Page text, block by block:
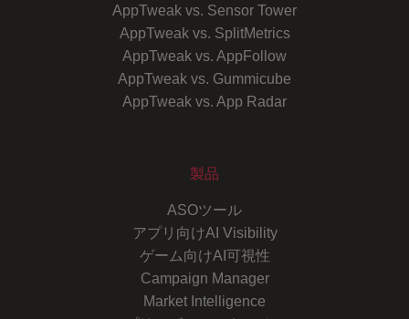
AppTweak vs. Sensor Tower
AppTweak vs. SplitMetrics
AppTweak vs. AppFollow
AppTweak vs. Gummicube
AppTweak vs. App Radar
製品
ASOツール
アプリ向けAI Visibility
ゲーム向けAI可視性
Campaign Manager
Market Intelligence